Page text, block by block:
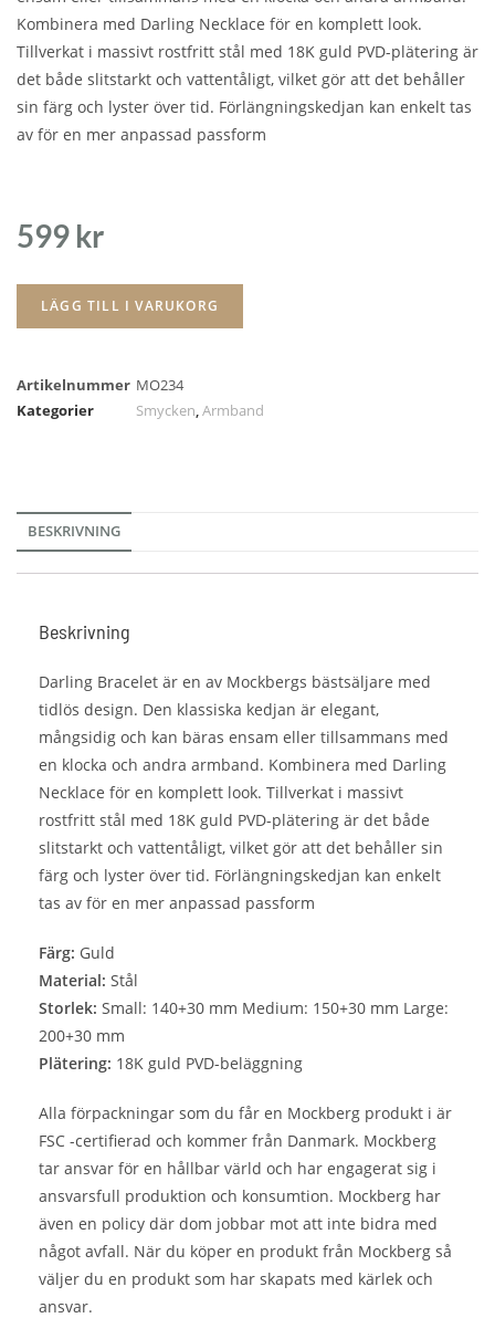
Kombinera med Darling Necklace för en komplett look.
Tillverkat i massivt rostfritt stål med 18K guld PVD-plätering är
det både slitstarkt och vattentåligt, vilket gör att det behåller
sin färg och lyster över tid. Förlängningskedjan kan enkelt tas
av för en mer anpassad passform
599 kr
LÄGG TILL I VARUKORG
Artikelnummer MO234
Kategorier
Smycken,Armband
BESKRIVNING
Beskrivning
Darling Bracelet är en av Mockbergs bästsäljare med
tidlös design. Den klassiska kedjan är elegant,
mångsidig och kan bäras ensam eller tillsammans med
en klocka och andra armband. Kombinera med Darling
Necklace för en komplett look. Tillverkat i massivt
rostfritt stål med 18K guld PVD-plätering är det både
slitstarkt och vattentåligt, vilket gör att det behåller sin
färg och lyster över tid. Förlängningskedjan kan enkelt
tas av för en mer anpassad passform
Färg: Guld
Material: Stål
Storlek: Small: 140+30 mm Medium: 150+30 mm Large:
200+30 mm
Plätering: 18K guld PVD-beläggning
Alla förpackningar som du får en Mockberg produkt i är
FSC -certifierad och kommer från Danmark. Mockberg
tar ansvar för en hållbar värld och har engagerat sig i
ansvarsfull produktion och konsumtion. Mockberg har
även en policy där dom jobbar mot att inte bidra med
något avfall. När du köper en produkt från Mockberg så
väljer du en produkt som har skapats med kärlek och
ansvar.